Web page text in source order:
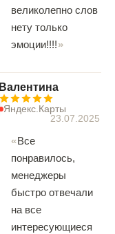
великолепно слов
нету только
эмоции!!!!
Валентина
Яндекс.Карты
23.07.2025
Все
понравилось,
менеджеры
быстро отвечали
на все
интересующиеся